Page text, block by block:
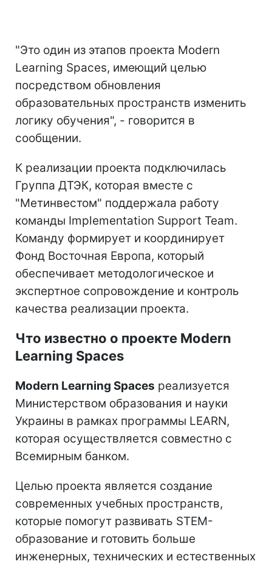
"Это один из этапов проекта Modern
Learning Spaces, имеющий целью
посредством обновления
образовательных пространств изменить
логику обучения", - говорится в
сообщении.
К реализации проекта подключилась
Группа ДТЭК, которая вместе с
"Метинвестом" поддержала работу
команды Implementation Support Team.
Команду формирует и координирует
Фонд Восточная Европа, который
обеспечивает методологическое и
экспертное сопровождение и контроль
качества реализации проекта.
Что известно о проекте Modern
Learning Spaces
Modern Learning Spaces реализуется
Министерством образования и науки
Украины в рамках программы LEARN,
которая осуществляется совместно с
Всемирным банком.
Целью проекта является создание
современных учебных пространств,
которые помогут развивать STEM-
образование и готовить больше
инженерных, технических и естественных